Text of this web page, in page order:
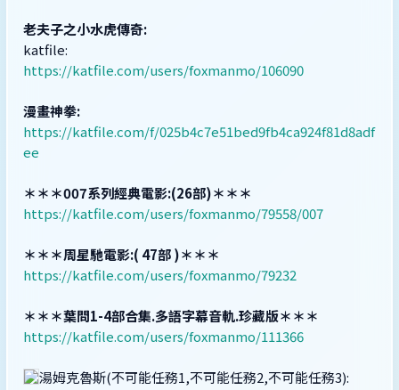
老夫子之小水虎傳奇:
katfile:
https://katfile.com/users/foxmanmo/106090
漫畫神拳:
https://katfile.com/f/025b4c7e51bed9fb4ca924f81d8adf
ee
＊＊＊007系列經典電影:(26部)＊＊＊
https://katfile.com/users/foxmanmo/79558/007
＊＊＊周星馳電影:( 47部 )＊＊＊
https://katfile.com/users/foxmanmo/79232
＊＊＊葉問1-4部合集.多語字幕音軌.珍藏版＊＊＊
https://katfile.com/users/foxmanmo/111366
湯姆克魯斯(不可能任務1,不可能任務2,不可能任務3):